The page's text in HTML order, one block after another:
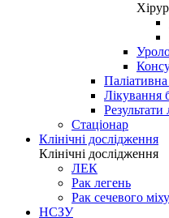
Лікування
Результати
Стаціонар
Клінічні дослідження
Клінічні дослідження
ЛЕК
Рак легень
Рак сечевого
НСЗУ